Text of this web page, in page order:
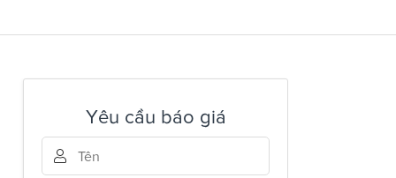
Yêu cầu báo giá